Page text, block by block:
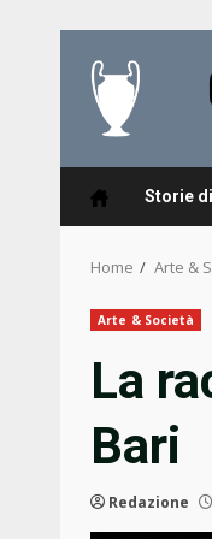
content
Storie
Home Arte &
Arte & Società
La
Bari
Redazione